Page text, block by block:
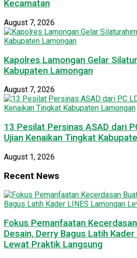
Kecamatan
August 7, 2026
Kapolres Lamongan Gelar
Kabupaten Lamongan
August 7, 2026
13 Pesilat Persinas ASAD dari
Ujian Kenaikan Tingkat
August 1, 2026
Recent News
Fokus Pemanfaatan
Desain, Derry Bagus Latih
Lewat Praktik Langsung